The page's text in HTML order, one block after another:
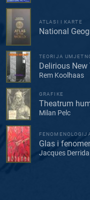
ATLASI I KARTE
National
TEORIJA
Delirious
Rem Koolhaas
GRAFIKE
Theatrum
Milan Pelc
Glas i
Jacques Derrida